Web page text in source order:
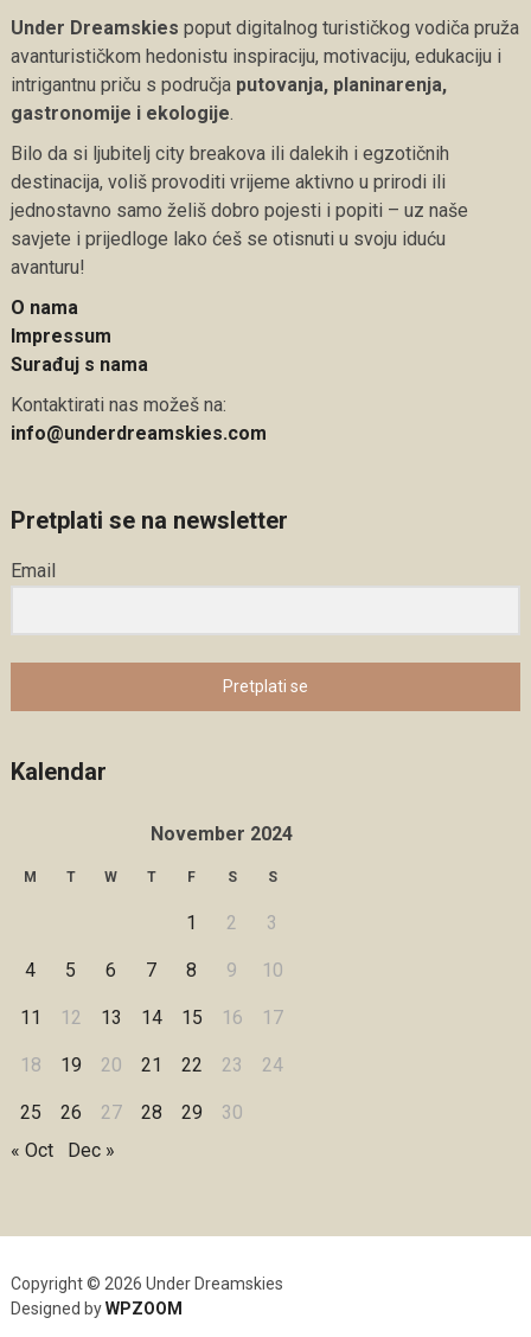
Under Dreamskies poput digitalnog turističkog vodiča pruža
avanturističkom hedonistu inspiraciju, motivaciju, edukaciju i
intrigantnu priču s područja putovanja, planinarenja,
gastronomije i ekologije
Bilo da si ljubitelj city breakova ili dalekih i egzotičnih
destinacija, voliš provoditi vrijeme aktivno u prirodi ili
jednostavno samo želiš dobro pojesti i popiti – uz naše
savjete i prijedloge lako ćeš se otisnuti u svoju iduću
avanturu!
O nama
Impressum
Surađuj s nama
Kontaktirati nas možeš na:
info@underdreamskies.com
Pretplati se na newsletter
Email
Pretplati se
Kalendar
November 2024
M T W T F S S
1 2 3
4 5 6 7 8 9 10
11 12 13 14 15 16 17
18 19 20 21 22 23 24
25 26 27 28 29
30
« Oct
Dec »
Copyright © 2026 Under Dreamskies
Designed byWPZOOM